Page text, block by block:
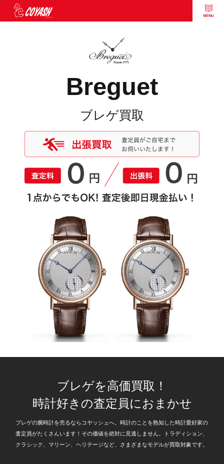
Breguet
ブレゲ買取
ブレゲを高価買取！
時計好きの査定員におまかせ
ブレゲの腕時計を売るならコヤッシュへ。時計のことを熟知した時計愛好家の
査定員がたくさんいます！その価値を絶対に見逃しません。トラディション、
クラシック、マリーン、ヘリテージなど、さまざまなモデルが買取対象です。